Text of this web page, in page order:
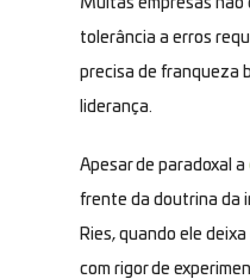
tolerância a erros
precisa de franqueza
liderança.
Apesar de paradoxal a
frente da doutrina da
Ries, quando ele
com rigor de